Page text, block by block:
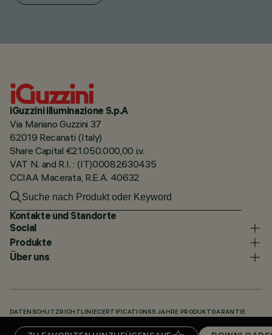
iGuzzini illuminazione S.p.A
Via Mariano Guzzini 37
62019 Recanati (Italy)
Share Capital €21.050.000,00 i.v.
VAT N. and R.I. : (IT)00082630435
CCIAA Macerata, R.E.A. 40632
Kontakte und Standorte
Social
Produkte
Über uns
DATENSCHUTZRICHTLINIECERTIFICATIONS 5 JAHRE PRODUKTGARANTIE